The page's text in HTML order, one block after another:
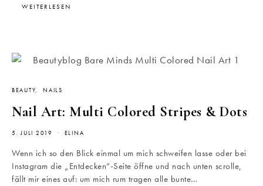
WEITERLESEN
BEAUTY NAILS
Nail Art: Multi Colored Stripes & Dots
5. JULI 2019 ELINA
Wenn ich so den Blick einmal um mich schweifen lasse oder bei
Instagram die „Entdecken“-Seite öffne und nach unten scrolle,
fällt mir eines auf: um mich rum tragen alle bunte…